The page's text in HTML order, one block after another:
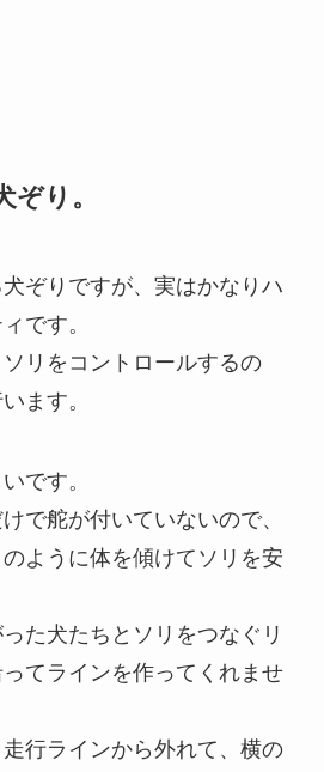
り。
ぞりですが、実はかなりハ
です。
リをコントロールするの
ます。
です。
で舵が付いていないので、
ように体を傾けてソリを安
た犬たちとソリをつなぐリ
てラインを作ってくれませ
行ラインから外れて、横の